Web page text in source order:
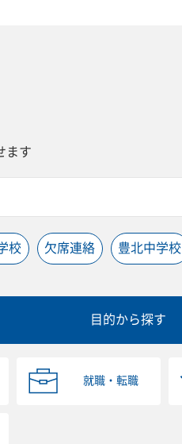
ます
校 欠席連絡 豊北中学校
目的から探す
就職・転職